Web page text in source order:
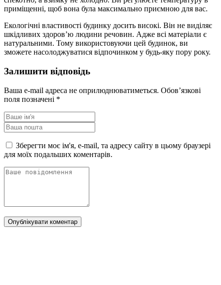
приміщенні, щоб вона була максимально приємною для вас.
Екологічні властивості будинку досить високі. Він не виділяє
шкідливих здоров’ю людини речовин. Адже всі матеріали є
натуральними. Тому використовуючи цей будинок, ви
зможете насолоджуватися відпочинком у будь-яку пору року.
Залишити відповідь
Ваша e-mail адреса не оприлюднюватиметься. Обов’язкові
поля позначені *
Зберегти моє ім'я, e-mail, та адресу сайту в цьому браузері
для моїх подальших коментарів.
Опублікувати коментар